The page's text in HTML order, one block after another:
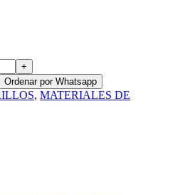
Ordenar por Whatsapp
, MATERIALES DE